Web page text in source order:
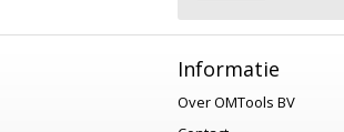
Informatie
Over OMTools BV